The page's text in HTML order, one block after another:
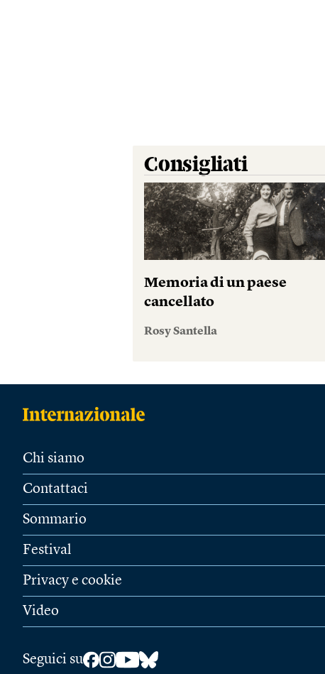
Consigliati
Memoria di un paese
cancellato
Rosy Santella
Chi siamo
Contattaci
Sommario
Festival
Privacy e cookie
Video
Seguici su